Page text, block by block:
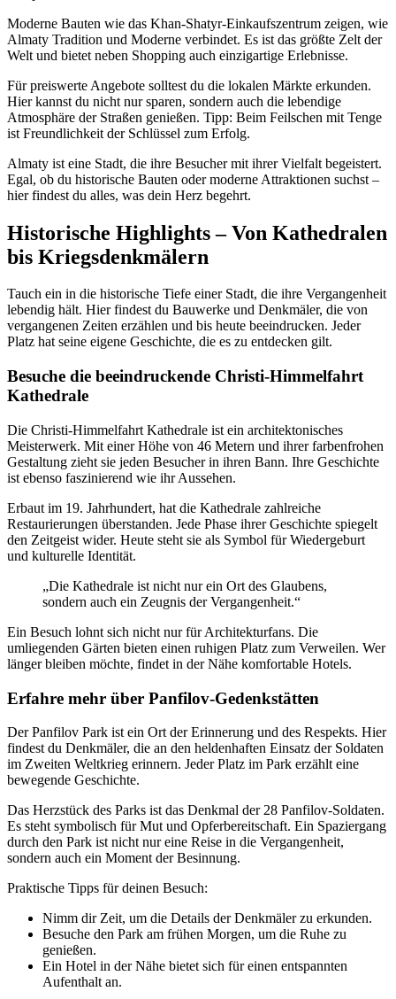
Moderne Bauten wie das Khan-Shatyr-Einkaufszentrum zeigen, wie
Almaty Tradition und Moderne verbindet. Es ist das größte Zelt der
Welt und bietet neben Shopping auch einzigartige Erlebnisse.
Für preiswerte Angebote solltest du die lokalen Märkte erkunden.
Hier kannst du nicht nur sparen, sondern auch die lebendige
Atmosphäre der Straßen genießen. Tipp: Beim Feilschen mit Tenge
ist Freundlichkeit der Schlüssel zum Erfolg.
Almaty ist eine Stadt, die ihre Besucher mit ihrer Vielfalt begeistert.
Egal, ob du historische Bauten oder moderne Attraktionen suchst –
hier findest du alles, was dein Herz begehrt.
Historische Highlights – Von Kathedralen
bis Kriegsdenkmälern
Tauch ein in die historische Tiefe einer Stadt, die ihre Vergangenheit
lebendig hält. Hier findest du Bauwerke und Denkmäler, die von
vergangenen Zeiten erzählen und bis heute beeindrucken. Jeder
Platz hat seine eigene Geschichte, die es zu entdecken gilt.
Besuche die beeindruckende Christi-Himmelfahrt
Kathedrale
Die Christi-Himmelfahrt Kathedrale ist ein architektonisches
Meisterwerk. Mit einer Höhe von 46 Metern und ihrer farbenfrohen
Gestaltung zieht sie jeden Besucher in ihren Bann. Ihre Geschichte
ist ebenso faszinierend wie ihr Aussehen.
Erbaut im 19. Jahrhundert, hat die Kathedrale zahlreiche
Restaurierungen überstanden. Jede Phase ihrer Geschichte spiegelt
den Zeitgeist wider. Heute steht sie als Symbol für Wiedergeburt
und kulturelle Identität.
„Die Kathedrale ist nicht nur ein Ort des Glaubens,
sondern auch ein Zeugnis der Vergangenheit.“
Ein Besuch lohnt sich nicht nur für Architekturfans. Die
umliegenden Gärten bieten einen ruhigen Platz zum Verweilen. Wer
länger bleiben möchte, findet in der Nähe komfortable Hotels.
Erfahre mehr über Panfilov-Gedenkstätten
Der Panfilov Park ist ein Ort der Erinnerung und des Respekts. Hier
findest du Denkmäler, die an den heldenhaften Einsatz der Soldaten
im Zweiten Weltkrieg erinnern. Jeder Platz im Park erzählt eine
bewegende Geschichte.
Das Herzstück des Parks ist das Denkmal der 28 Panfilov-Soldaten.
Es steht symbolisch für Mut und Opferbereitschaft. Ein Spaziergang
durch den Park ist nicht nur eine Reise in die Vergangenheit,
sondern auch ein Moment der Besinnung.
Praktische Tipps für deinen Besuch:
Nimm dir Zeit, um die Details der Denkmäler zu erkunden.
Besuche den Park am frühen Morgen, um die Ruhe zu
genießen.
Ein Hotel in der Nähe bietet sich für einen entspannten
Aufenthalt an.